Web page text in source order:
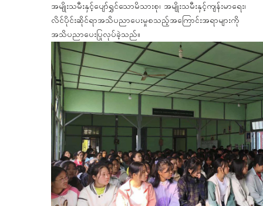
အမျိုးသမီးနှင့်ပျော်ရွှင်သောမိသားစု၊ အမျိုးသမီးနှင့်ကျန်းမာရေး၊
လိင်ပိုင်းဆိုင်ရာအသိပညာပေးမှုစသည့်အကြောင်းအရာများကို
အသိပညာပေးပြုလုပ်ခဲ့သည်။